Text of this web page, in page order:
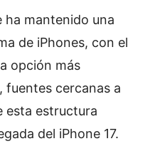
ha mantenido una
de iPhones, con el
opción más
fuentes cercanas a
esta estructura
del iPhone 17.